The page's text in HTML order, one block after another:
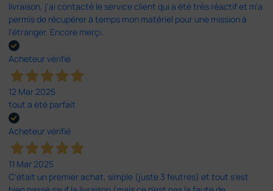
livraison, j'ai contacté le service client qui a été très réactif et m'a
permis de récupérer à temps mon matériel pour une mission à
l'étranger. Encore merçi.
Acheteur vérifié
12 Mar 2025
tout a été parfait
Acheteur vérifié
11 Mar 2025
C'était un premier achat, simple (juste 3 feutres) et tout s'est